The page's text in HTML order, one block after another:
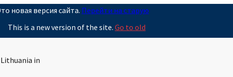
новая версия сайта. Перейти на старую
This is a new version of the site. Go to old
in